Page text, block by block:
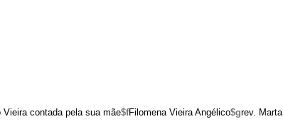
Vieira contada pela sua mãe$fFilomena Vieira Angélico$grev. Marta